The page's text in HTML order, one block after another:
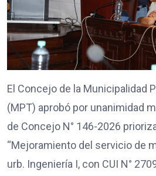
El Concejo de la Municipalidad
(MPT) aprobó por unanimidad
de Concejo N° 146-2026
“Mejoramiento del servicio de
urb. Ingeniería I, con CUI N°